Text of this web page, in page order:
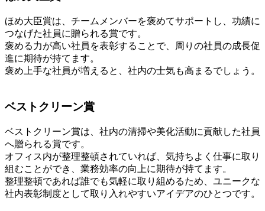
ほめ大臣賞は、チームメンバーを褒めてサポートし、功績に
つなげた社員に贈られる賞です。
褒める力が高い社員を表彰することで、周りの社員の成長促
進に期待が持てます。
褒め上手な社員が増えると、社内の士気も高まるでしょう。
ベストクリーン賞
ベストクリーン賞は、社内の清掃や美化活動に貢献した社員
へ贈られる賞です。
オフィス内が整理整頓されていれば、気持ちよく仕事に取り
組むことができ、業務効率の向上に期待が持てます。
整理整頓であれば誰でも気軽に取り組めるため、ユニークな
社内表彰制度として取り入れやすいアイデアのひとつです。